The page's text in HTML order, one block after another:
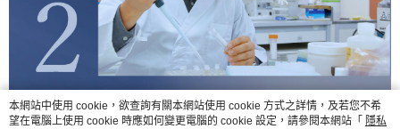
本網站中使用 cookie，欲查詢有關本網站使用 cookie 方式之詳情，及若您不希
望在電腦上使用 cookie 時應如何變更電腦的 cookie 設定，請參閱本網站「 隱私